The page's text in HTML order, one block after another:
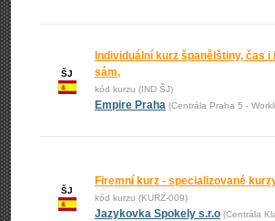
ŠJ
Individuální kurz španělštiny, čas i
sám,
kód kurzu (IND ŠJ)
Empire Praha (Centrála Praha 5 -
ŠJ
Firemní kurz - specializované
kód kurzu (KURZ-009)
Jazykovka Spokely s.r.o (Centrála